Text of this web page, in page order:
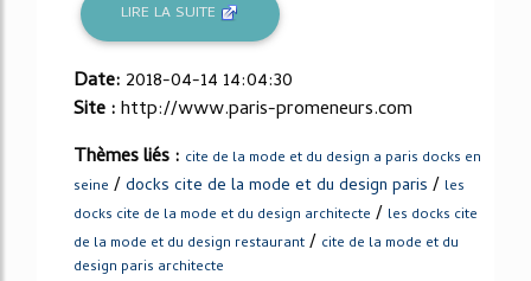
LIRE LA SUITE
Date: 2018-04-14 14:04:30
Site :http://www.paris-promeneurs.com
Thèmes liés : cite de la mode et du design a paris docks en
seine /docks cite de la mode et du design paris / les
docks cite de la mode et du design architecte / les docks cite
de la mode et du design restaurant / cite de la mode et du
design paris architecte